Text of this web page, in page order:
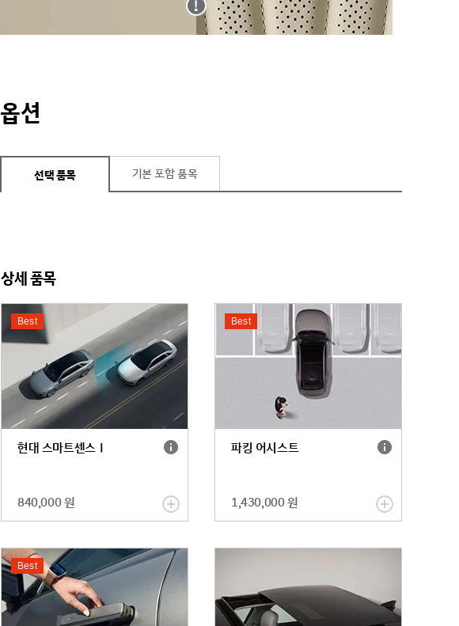
니
다.
톤
인
수
없
투
톤
에
서
입
니
다.
브
라
운
래
피)
현
재
사
할
수
옵션
선택 품목 기본 포함 품목
상세 품목
Best
현대 스마트센스Ⅰ
현
트
센
자
히
840,000 원
Best
파킹 어시스트
파
스
트
1,430,000 원
Best